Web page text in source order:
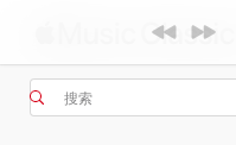
搜索